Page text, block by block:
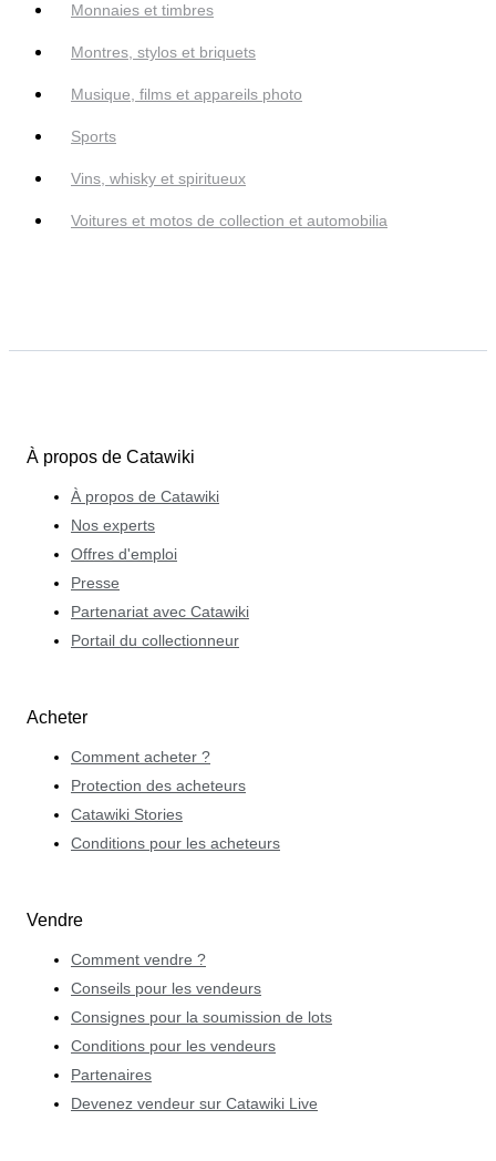
Monnaies et timbres
Montres, stylos et briquets
Musique, films et appareils photo
Sports
Vins, whisky et spiritueux
Voitures et motos de collection et automobilia
À propos de Catawiki
À propos de Catawiki
Nos experts
Offres d'emploi
Presse
Partenariat avec Catawiki
Portail du collectionneur
Acheter
Comment acheter ?
Protection des acheteurs
Catawiki Stories
Conditions pour les acheteurs
Vendre
Comment vendre ?
Conseils pour les vendeurs
Consignes pour la soumission de lots
Conditions pour les vendeurs
Partenaires
Devenez vendeur sur Catawiki Live